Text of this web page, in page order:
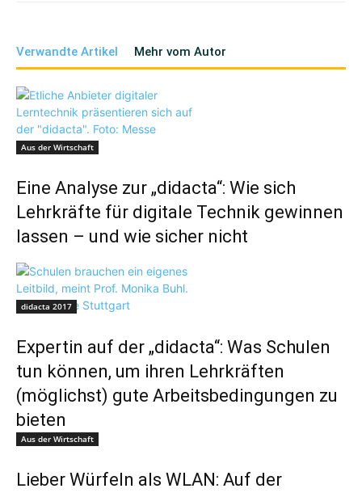
Verwandte Artikel Mehr vom Autor
Aus der Wirtschaft
Eine Analyse zur „didacta“: Wie sich
Lehrkräfte für digitale Technik gewinnen
lassen – und wie sicher nicht
didacta 2017
Expertin auf der „didacta“: Was Schulen
tun können, um ihren Lehrkräften
(möglichst) gute Arbeitsbedingungen zu
bieten
Aus der Wirtschaft
Lieber Würfeln als WLAN: Auf der